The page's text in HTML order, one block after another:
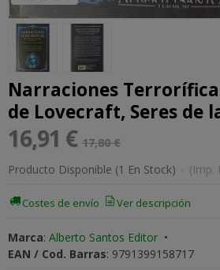
Narraciones
de Lovecraft, Seres de
16,91 € 17,80 €
Producto Disponible (1 En Stock) - (Imp.
Costes de envío Ver descripción
Marca: Alberto Santos Editor •
EAN / Cod. Barras: 9791399158717